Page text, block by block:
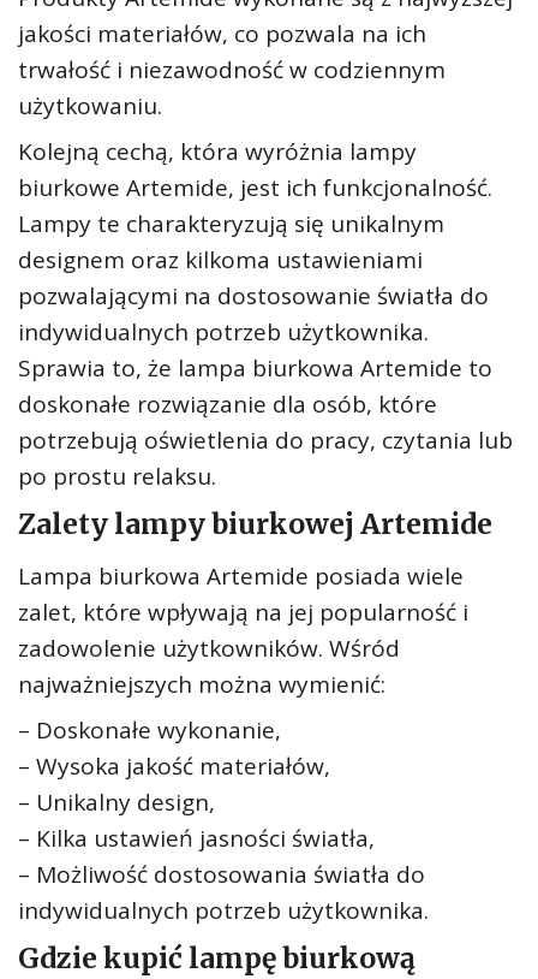
jakości materiałów, co pozwala na ich
trwałość i niezawodność w codziennym
użytkowaniu.
Kolejną cechą, która wyróżnia lampy
biurkowe Artemide, jest ich funkcjonalność.
Lampy te charakteryzują się unikalnym
designem oraz kilkoma ustawieniami
pozwalającymi na dostosowanie światła do
indywidualnych potrzeb użytkownika.
Sprawia to, że lampa biurkowa Artemide to
doskonałe rozwiązanie dla osób, które
potrzebują oświetlenia do pracy, czytania lub
po prostu relaksu.
Zalety lampy biurkowej Artemide
Lampa biurkowa Artemide posiada wiele
zalet, które wpływają na jej popularność i
zadowolenie użytkowników. Wśród
najważniejszych można wymienić:
– Doskonałe wykonanie,
– Wysoka jakość materiałów,
– Unikalny design,
– Kilka ustawień jasności światła,
– Możliwość dostosowania światła do
indywidualnych potrzeb użytkownika.
Gdzie kupić lampę biurkową